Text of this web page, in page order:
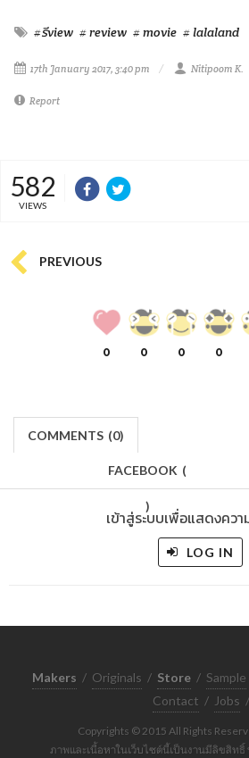
#รีview # review # movie # lalaland
17th January 2017, 3:40 pm Nitipoom K.
Report
582
VIEWS
PREVIOUS
0 0 0 0
COMMENTS (0)
FACEBOOK (
)
เข้าสู่ระบบเพื่อแสดงคว
LOG IN
Makers / Originals / Store / Sample
Contact / Jobs /
Copyrights © 2015 All Rights
ภาพและเนื้อหาในเว็บไซต์นี้เป็นงานมีลิขสิท